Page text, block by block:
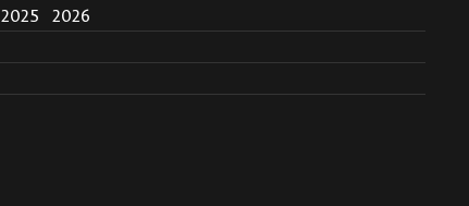
2025
2026